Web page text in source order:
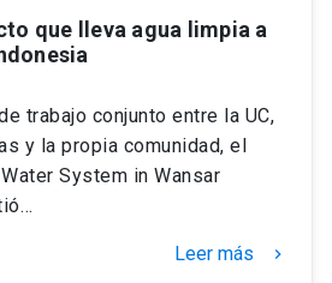
que lleva agua limpia a
trabajo conjunto entre la UC,
y la propia comunidad, el
System in Wansar
Leer más keyboard_arrow_right